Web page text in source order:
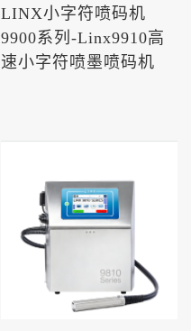
LINX小字符喷码机
9900系列-Linx9910高
速小字符喷墨喷码机